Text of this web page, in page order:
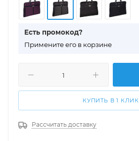
Есть промокод?
Примените его в корзине
КУПИТЬ В 1 КЛИК
Рассчитать доставку